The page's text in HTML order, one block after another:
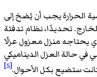
الحرارة يجب أن يُضخ إلى
تحديدًا، نظام تدفئة
يحتاجه منزل معزول عزلًا
في حالة العزل الديناميكي
ستضيع بكل الأحوال.[5]